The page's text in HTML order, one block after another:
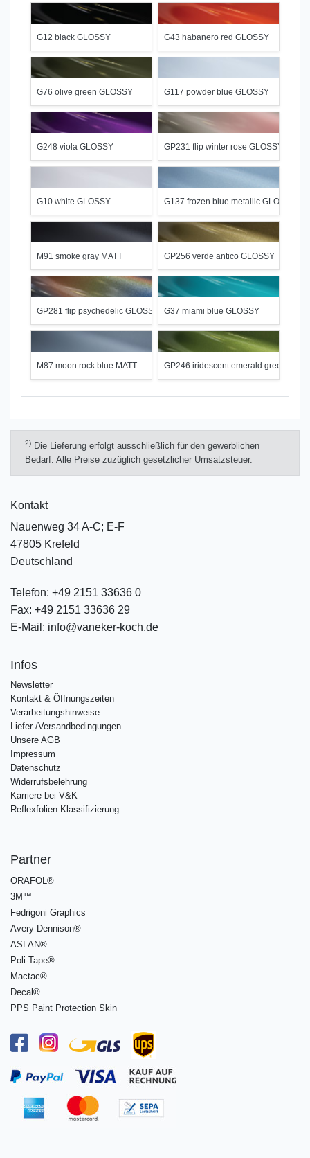
G12 black GLOSSY G43 habanero red GLOSSY
G76 olive green GLOSSY G117 powder blue GLOSSY
G248 viola GLOSSY GP231 flip winter rose GLOSSY
G10 white GLOSSY G137 frozen blue metallic GLOSSY
M91 smoke gray MATT GP256 verde antico GLOSSY
GP281 flip psychedelic GLOSSY G37 miami blue GLOSSY
M87 moon rock blue MATT GP246 iridescent emerald green
2) Die Lieferung erfolgt ausschließlich für den gewerblichen
Bedarf. Alle Preise zuzüglich gesetzlicher Umsatzsteuer.
Kontakt
Nauenweg 34 A-C; E-F
47805 Krefeld
Deutschland
Telefon: +49 2151 33636 0
Fax: +49 2151 33636 29
E-Mail: info@vaneker-koch.de
Infos
Newsletter
Kontakt & Öffnungszeiten
Verarbeitungshinweise
Liefer-/Versandbedingungen
Unsere AGB
Impressum
Datenschutz
Widerrufsbelehrung
Karriere bei V&K
Reflexfolien Klassifizierung
Partner
ORAFOL®
3M™
Fedrigoni Graphics
Avery Dennison®
ASLAN®
Poli-Tape®
Mactac®
Decal®
PPS Paint Protection Skin